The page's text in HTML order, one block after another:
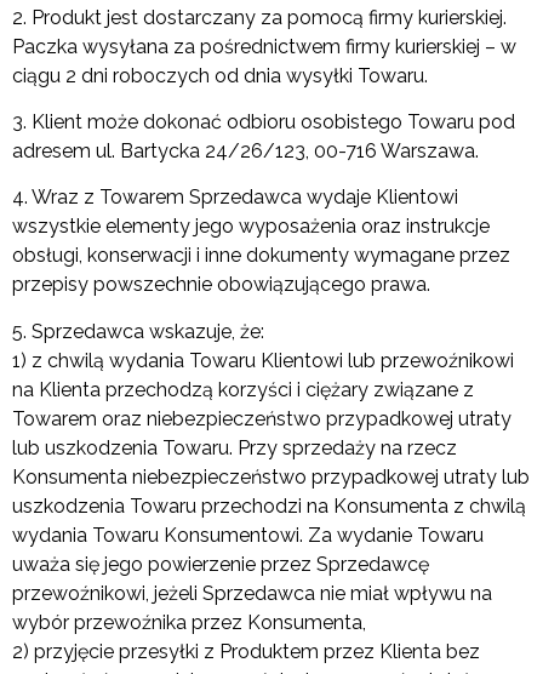
2. Produkt jest dostarczany za pomocą firmy kurierskiej.
Paczka wysyłana za pośrednictwem firmy kurierskiej – w
ciągu 2 dni roboczych od dnia wysyłki Towaru.
3. Klient może dokonać odbioru osobistego Towaru pod
adresem ul. Bartycka 24/26/123, 00-716 Warszawa.
4. Wraz z Towarem Sprzedawca wydaje Klientowi
wszystkie elementy jego wyposażenia oraz instrukcje
obsługi, konserwacji i inne dokumenty wymagane przez
przepisy powszechnie obowiązującego prawa.
5. Sprzedawca wskazuje, że:
1) z chwilą wydania Towaru Klientowi lub przewoźnikowi
na Klienta przechodzą korzyści i ciężary związane z
Towarem oraz niebezpieczeństwo przypadkowej utraty
lub uszkodzenia Towaru. Przy sprzedaży na rzecz
Konsumenta niebezpieczeństwo przypadkowej utraty lub
uszkodzenia Towaru przechodzi na Konsumenta z chwilą
wydania Towaru Konsumentowi. Za wydanie Towaru
uważa się jego powierzenie przez Sprzedawcę
przewoźnikowi, jeżeli Sprzedawca nie miał wpływu na
wybór przewoźnika przez Konsumenta,
2) przyjęcie przesyłki z Produktem przez Klienta bez